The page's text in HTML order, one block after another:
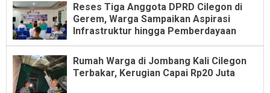
Reses Tiga Anggota DPRD Cilegon di
Gerem, Warga Sampaikan Aspirasi
Infrastruktur hingga Pemberdayaan
Rumah Warga di Jombang Kali Cilegon
Terbakar, Kerugian Capai Rp20 Juta